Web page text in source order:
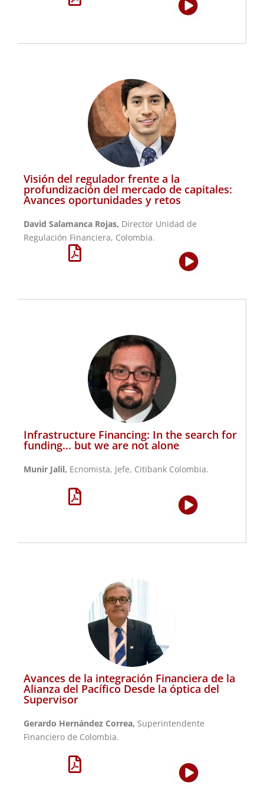
Visión del regulador frente a la
profundización del mercado de capitales:
Avances oportunidades y retos
David Salamanca Rojas, Director Unidad de
Regulación Financiera, Colombia.
Infrastructure Financing: In the search for
funding... but we are not alone
Munir Jalil, Ecnomista, Jefe, Citibank Colombia.
Avances de la integración Financiera de la
Alianza del Pacífico Desde la óptica del
Supervisor
Gerardo Hernández Correa, Superintendente
Financiero de Colombia.